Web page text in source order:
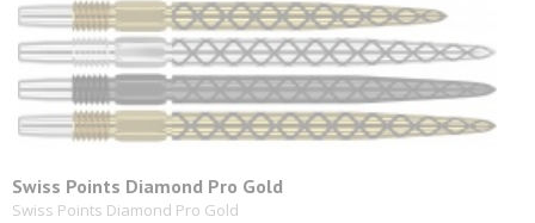
Swiss Points Diamond Pro Gold
Swiss Points Diamond Pro Gold